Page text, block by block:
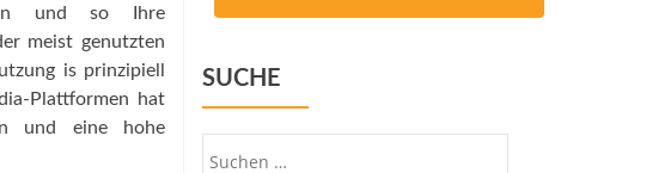
und so Ihre
meist genutzten
is prinzipiell
Plattformen hat
und eine hohe
SUCHE